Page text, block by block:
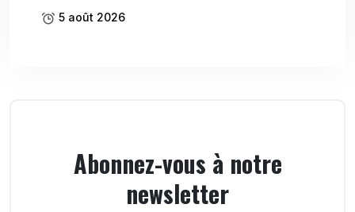
5 août 2026
Abonnez-vous à notre
newsletter